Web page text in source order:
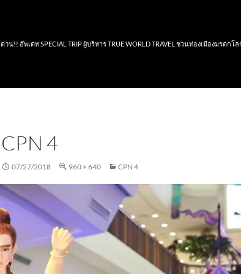
ด่วน!! อัพเดท SPECIAL TRIP ผู้บริหาร TRUE WORLD TRAVEL ชวนท่องเมืองมรดกโล
CPN 4
07/27/2018 960 × 640 CPN 4